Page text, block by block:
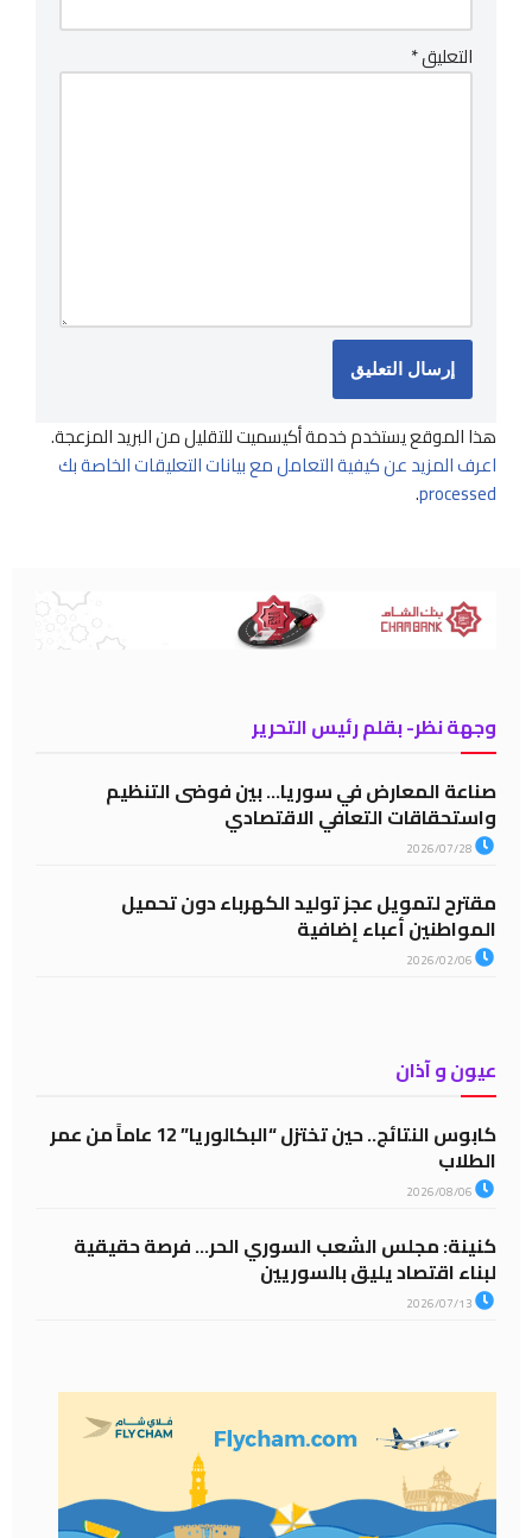
التعليق*
هذا الموقع يستخدم خدمة أكيسميت للتقليل من البريد المزعجة.
اعرف المزيد عن كيفية التعامل مع بيانات التعليقات الخاصة بك
processed
.
وجهة نظر- بقلم رئيس التحرير
صناعة المعارض في سوريا… بين فوضى التنظيم
واستحقاقات التعافي الاقتصادي
مقترح لتمويل عجز توليد الكهرباء دون تحميل
المواطنين أعباء إضافية
عيون و آذان
كابوس النتائج.. حين تختزل “البكالوريا” 12 عاماً من عمر
الطلاب
كنينة: مجلس الشعب السوري الحر… فرصة حقيقية
لبناء اقتصاد يليق بالسوريين